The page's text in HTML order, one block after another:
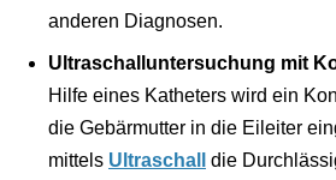
anderen Diagnosen.
Ultraschalluntersuchung mit
Hilfe eines Katheters wird ein
die Gebärmutter in die Eileiter
mittels Ultraschall
die